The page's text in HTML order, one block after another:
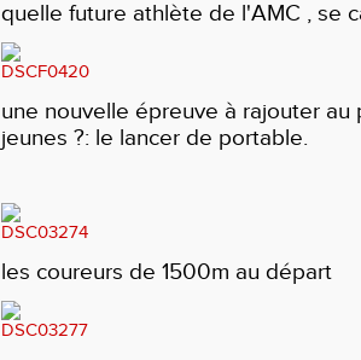
quelle future athlète de l'AMC , se
une nouvelle épreuve à rajouter au
jeunes ?: le lancer de portable.
les coureurs de 1500m au départ